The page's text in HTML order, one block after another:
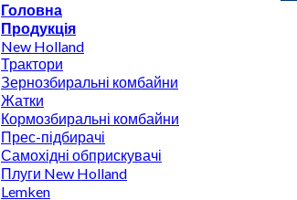
Головна
Продукція
New Holland
Трактори
Зернозбиральні комбайни
Жатки
Кормозбиральні комбайни
Прес-підбирачі
Самохідні обприскувачі
Плуги New Holland
Lemken